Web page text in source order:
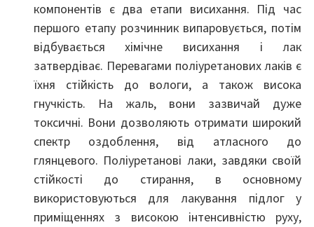
компонентів є два етапи висихання. Під час
першого етапу розчинник випаровується, потім
відбувається хімічне висихання і лак
затвердіває. Перевагами поліуретанових лаків є
їхня стійкість до вологи, а також висока
гнучкість. На жаль, вони зазвичай дуже
токсичні. Вони дозволяють отримати широкий
спектр оздоблення, від атласного до
глянцевого. Поліуретанові лаки, завдяки своїй
стійкості до стирання, в основному
використовуються для лакування підлог у
приміщеннях з високою інтенсивністю руху,